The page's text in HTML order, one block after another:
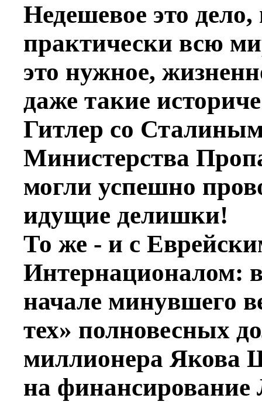
Недешевое это дело,
практически всю
это нужное,
даже такие
Гитлер со Сталиным
Министерства
могли успешно
идущие делишки!
То же - и с
Интернационалом:
начале минувшего
тех» полновесных
миллионера Якова
на